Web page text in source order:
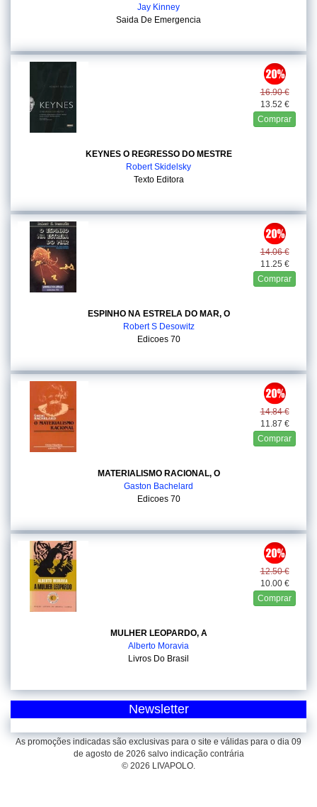
Jay Kinney
Saida De Emergencia
16.90 €
13.52 €
Comprar
KEYNES O REGRESSO DO MESTRE
Robert Skidelsky
Texto Editora
14.06 €
11.25 €
Comprar
ESPINHO NA ESTRELA DO MAR, O
Robert S Desowitz
Edicoes 70
14.84 €
11.87 €
Comprar
MATERIALISMO RACIONAL, O
Gaston Bachelard
Edicoes 70
12.50 €
10.00 €
Comprar
MULHER LEOPARDO, A
Alberto Moravia
Livros Do Brasil
Newsletter
As promoções indicadas são exclusivas para o site e válidas para o dia 09
de agosto de 2026 salvo indicação contrária
© 2026 LIVAPOLO.